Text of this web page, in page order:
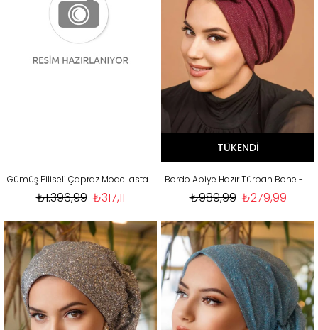
Gümüş Piliseli Çapraz Model astarlı Bone
₺317,11
₺1.396,99
TÜKENDI
Bordo Abiye Hazır Türban Bone - 60300
₺279,99
₺989,99